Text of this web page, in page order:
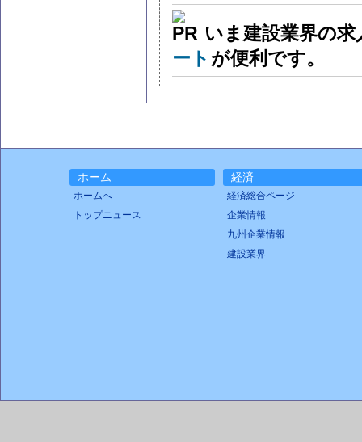
いま建設業界の
ート が便利です。
ホーム
ホームへ
トップニュース
経済
経済総合ページ
企業情報
九州企業情報
建設業界